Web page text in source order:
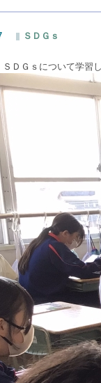
ＳＤＧｓ
ＳＤＧｓについて学習